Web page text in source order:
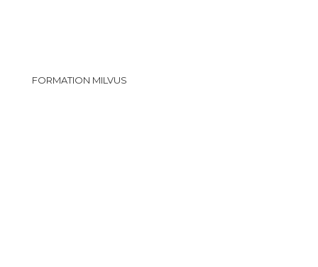
FORMATION MILVUS